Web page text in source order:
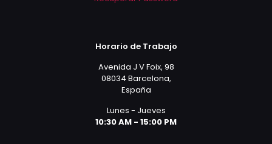
Horario de Trabajo
Avenida J V Foix, 98
08034 Barcelona,
España
Lunes - Jueves
10:30 AM - 15:00 PM